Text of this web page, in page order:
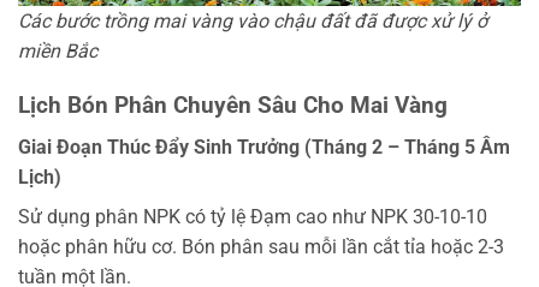
Các bước trồng mai vàng vào chậu đất đã được xử lý ở
miền Bắc
Lịch Bón Phân Chuyên Sâu Cho Mai Vàng
Giai Đoạn Thúc Đẩy Sinh Trưởng (Tháng 2 – Tháng 5 Âm
Lịch)
Sử dụng phân NPK có tỷ lệ Đạm cao như NPK 30-10-10
hoặc phân hữu cơ. Bón phân sau mỗi lần cắt tỉa hoặc 2-3
tuần một lần.